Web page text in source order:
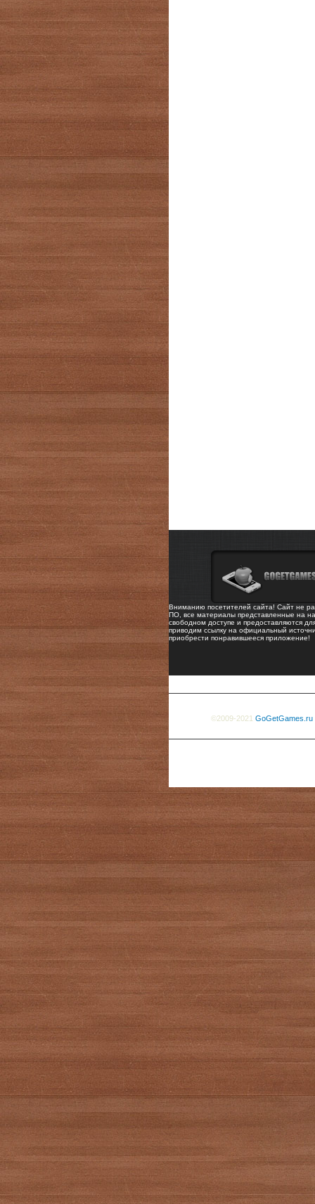
Вниманию посетителей сайта! Сайт не
ПО, все материалы представленные на
свободном доступе и предоставляются
приводим ссылку на официальный
приобрести понравившееся приложение!
©2009-2021 GoGetGames.ru